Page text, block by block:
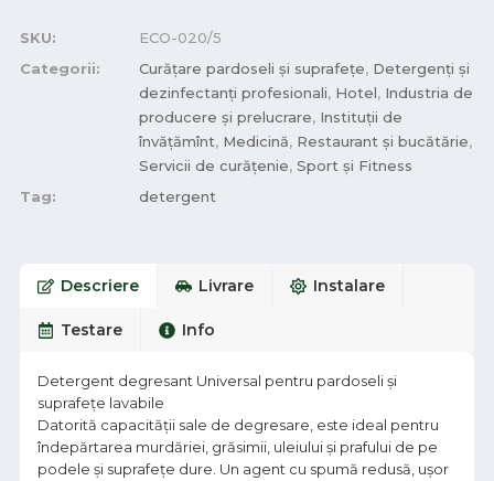
SKU:
ECO-020/5
Categorii:
Curățare pardoseli și suprafețe, Detergenți și
dezinfectanți profesionali, Hotel, Industria de
producere și prelucrare, Instituții de
învățămînt, Medicină, Restaurant și bucătărie,
Servicii de curățenie, Sport și Fitness
Tag:
detergent
Descriere Livrare Instalare
Testare Info
Detergent degresant Universal pentru pardoseli și
suprafețe lavabile
Datorită capacității sale de degresare, este ideal pentru
îndepărtarea murdăriei, grăsimii, uleiului și prafului de pe
podele și suprafețe dure. Un agent cu spumă redusă, ușor